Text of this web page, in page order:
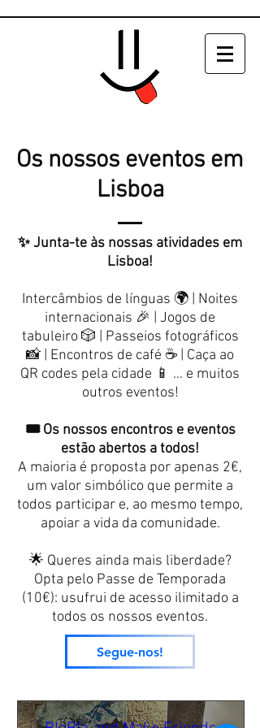
Os nossos eventos em
Lisboa
✨ Junta-te às nossas atividades em
Lisboa!
Intercâmbios de línguas 🌍 | Noites
internacionais 🎉 | Jogos de
tabuleiro 🎲 | Passeios fotográficos
📸 | Encontros de café ☕ | Caça ao
QR codes pela cidade 📱 … e muitos
outros eventos!
🎟️ Os nossos encontros e eventos
estão abertos a todos!
A maioria é proposta por apenas 2€,
um valor simbólico que permite a
todos participar e, ao mesmo tempo,
apoiar a vida da comunidade.
🌟 Queres ainda mais liberdade?
Opta pelo Passe de Temporada
(10€): usufrui de acesso ilimitado a
todos os nossos eventos.
Segue-nos!